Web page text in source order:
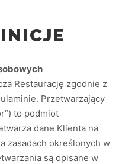
Restaurację zgodnie z
Przetwarzający
to podmiot
dane Klienta na
zasadach określonych w
są opisane w